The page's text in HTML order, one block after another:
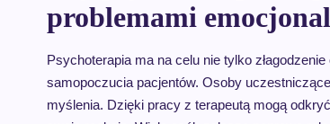
problemami
Psychoterapia ma na celu nie tylko
samopoczucia pacjentów. Osoby
myślenia. Dzięki pracy z terapeutą mogą